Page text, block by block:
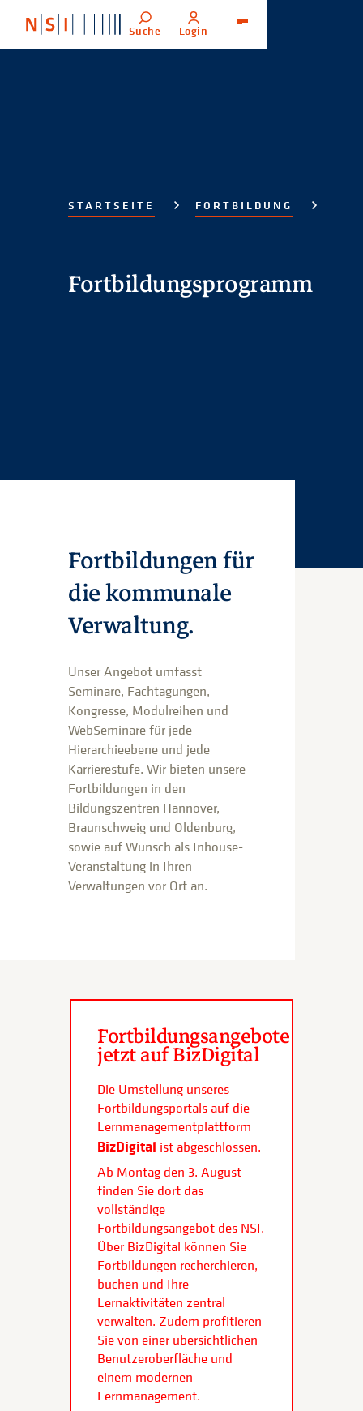
Suche Login
STARTSEITE FORTBILDUNG
Fortbildungsprogramm
Fortbildungen für
die kommunale
Verwaltung.
Unser Angebot umfasst
Seminare, Fachtagungen,
Kongresse, Modulreihen und
WebSeminare für jede
Hierarchieebene und jede
Karrierestufe. Wir bieten unsere
Fortbildungen in den
Bildungszentren Hannover,
Braunschweig und Oldenburg,
sowie auf Wunsch als Inhouse-
Veranstaltung in Ihren
Verwaltungen vor Ort an.
Fortbildungsangebote
jetzt auf BizDigital
Die Umstellung unseres
Fortbildungsportals auf die
Lernmanagementplattform
BizDigital ist abgeschlossen.
Ab Montag den 3. August
finden Sie dort das
vollständige
Fortbildungsangebot des NSI.
Über BizDigital können Sie
Fortbildungen recherchieren,
buchen und Ihre
Lernaktivitäten zentral
verwalten. Zudem profitieren
Sie von einer übersichtlichen
Benutzeroberfläche und
einem modernen
Lernmanagement.